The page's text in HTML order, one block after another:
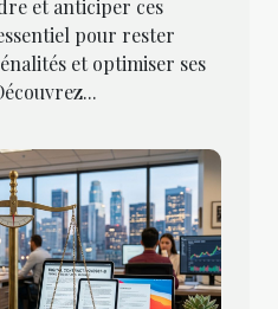
et anticiper ces
pour rester
et optimiser ses